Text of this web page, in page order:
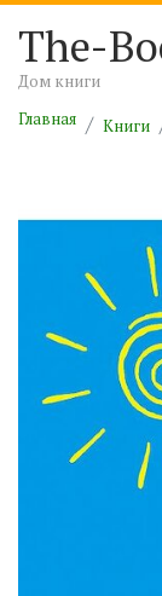
The-
Дом книги
Главная
Книги